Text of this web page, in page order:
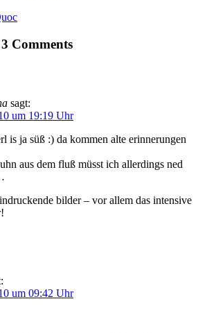
3 Comments
sagt:
um 19:19 Uhr
is ja süß :) da kommen alte erinnerungen
aus dem fluß müsst ich allerdings ned
bilder – vor allem das intensive
um 09:42 Uhr